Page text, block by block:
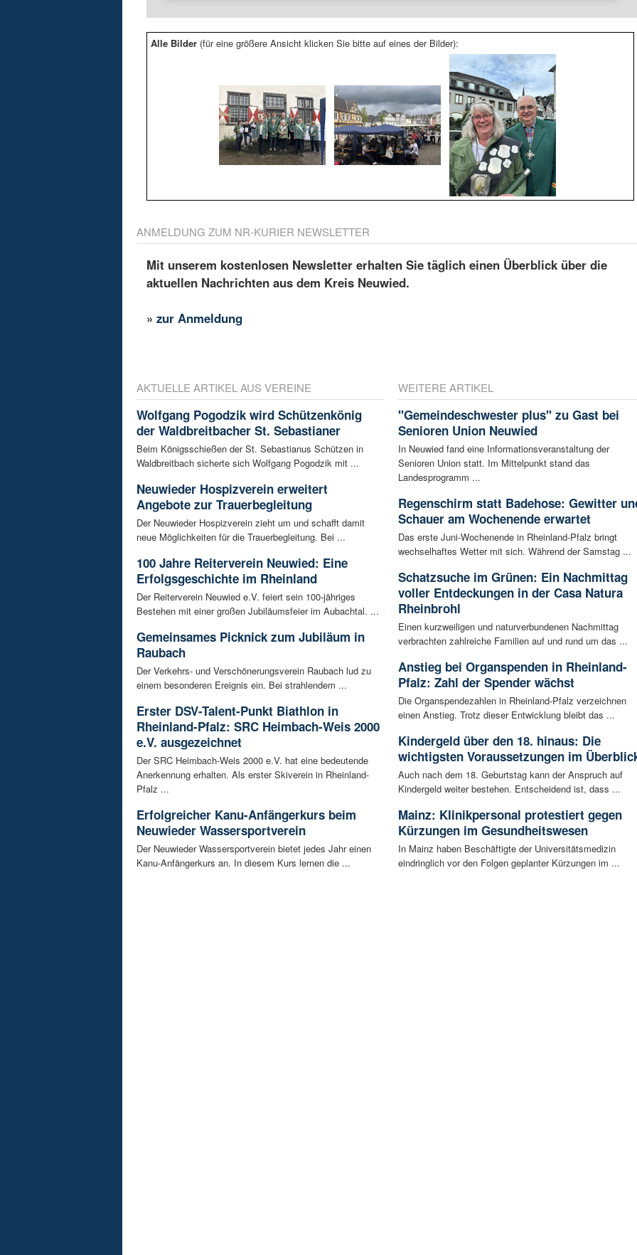
Alle Bilder (für eine größere Ansicht klicken Sie bitte auf eines der Bilder):
ANMELDUNG ZUM NR-KURIER NEWSLETTER
Mit unserem kostenlosen Newsletter erhalten Sie täglich einen Überblick über die
aktuellen Nachrichten aus dem Kreis Neuwied.
»zur Anmeldung
AKTUELLE ARTIKEL AUS VEREINE
Wolfgang Pogodzik wird Schützenkönig
der Waldbreitbacher St. Sebastianer
Beim Königsschießen der St. Sebastianus Schützen in
Waldbreitbach sicherte sich Wolfgang Pogodzik mit ...
Neuwieder Hospizverein erweitert
Angebote zur Trauerbegleitung
Der Neuwieder Hospizverein zieht um und schafft damit
neue Möglichkeiten für die Trauerbegleitung. Bei ...
100 Jahre Reiterverein Neuwied: Eine
Erfolgsgeschichte im Rheinland
Der Reiterverein Neuwied e.V. feiert sein 100-jähriges
Bestehen mit einer großen Jubiläumsfeier im Aubachtal. ...
Gemeinsames Picknick zum Jubiläum in
Raubach
Der Verkehrs- und Verschönerungsverein Raubach lud zu
einem besonderen Ereignis ein. Bei strahlendem ...
Erster DSV-Talent-Punkt Biathlon in
Rheinland-Pfalz: SRC Heimbach-Weis 2000
e.V. ausgezeichnet
Der SRC Heimbach-Weis 2000 e.V. hat eine bedeutende
Anerkennung erhalten. Als erster Skiverein in Rheinland-
Pfalz ...
Erfolgreicher Kanu-Anfängerkurs beim
Neuwieder Wassersportverein
Der Neuwieder Wassersportverein bietet jedes Jahr einen
Kanu-Anfängerkurs an. In diesem Kurs lernen die ...
WEITERE ARTIKEL
"Gemeindeschwester plus" zu Gast bei
Senioren Union Neuwied
In Neuwied fand eine Informationsveranstaltung der
Senioren Union statt. Im Mittelpunkt stand das
Landesprogramm ...
Regenschirm statt Badehose: Gewitter
Schauer am Wochenende erwartet
Das erste Juni-Wochenende in Rheinland-Pfalz bringt
wechselhaftes Wetter mit sich. Während der Samstag ...
Schatzsuche im Grünen: Ein Nachmittag
voller Entdeckungen in der Casa Natura
Rheinbrohl
Einen kurzweiligen und naturverbundenen Nachmittag
verbrachten zahlreiche Familien auf und rund um das ...
Anstieg bei Organspenden in Rheinland-
Pfalz: Zahl der Spender wächst
Die Organspendezahlen in Rheinland-Pfalz verzeichnen
einen Anstieg. Trotz dieser Entwicklung bleibt das ...
Kindergeld über den 18. hinaus: Die
wichtigsten Voraussetzungen im
Auch nach dem 18. Geburtstag kann der Anspruch auf
Kindergeld weiter bestehen. Entscheidend ist, dass ...
Mainz: Klinikpersonal protestiert gegen
Kürzungen im Gesundheitswesen
In Mainz haben Beschäftigte der Universitätsmedizin
eindringlich vor den Folgen geplanter Kürzungen im ...